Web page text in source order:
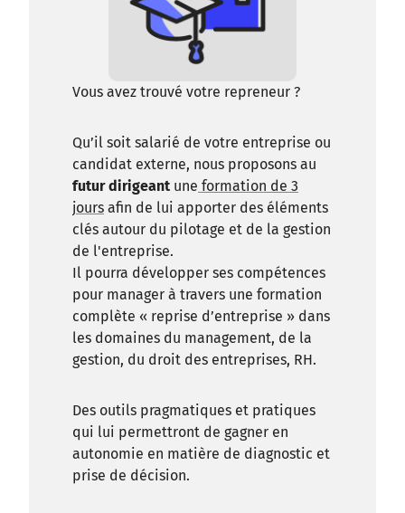
Vous avez trouvé votre repreneur ?
Qu’il soit salarié de votre entreprise ou
candidat externe, nous proposons au
futur dirigeant une formation de 3
jours afin de lui apporter des éléments
clés autour du pilotage et de la gestion
de l'entreprise.
Il pourra développer ses compétences
pour manager à travers une formation
complète « reprise d’entreprise » dans
les domaines du management, de la
gestion, du droit des entreprises, RH.
Des outils pragmatiques et pratiques
qui lui permettront de gagner en
autonomie en matière de diagnostic et
prise de décision.